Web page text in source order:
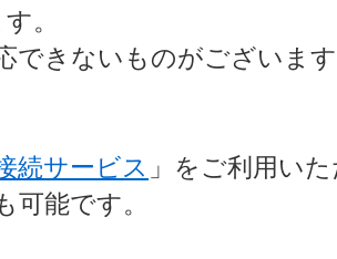
。
できないものがございま
続サービス 」をご利用い
可能です。